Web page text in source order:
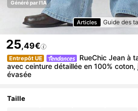
Généré par l'IA
Articles Guide des
25,49€
Entrepôt UE
RueChic Jean à
avec ceinture détaillée en 100% coton,
évasée
Taille